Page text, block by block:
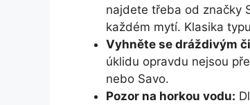
najdete třeba od značky
každém mytí. Klasika
Vyhněte se dráždivým
úklidu opravdu nejsou
nebo Savo.
Pozor na horkou vodu: